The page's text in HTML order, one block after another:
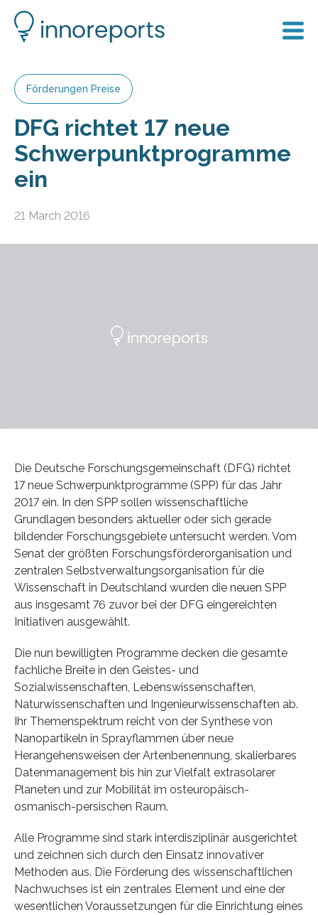
Förderungen Preise
DFG richtet 17 neue
Schwerpunktprogramme
ein
21 March 2016
Die Deutsche Forschungsgemeinschaft (DFG) richtet
17 neue Schwerpunktprogramme (SPP) für das Jahr
2017 ein. In den SPP sollen wissenschaftliche
Grundlagen besonders aktueller oder sich gerade
bildender Forschungsgebiete untersucht werden. Vom
Senat der größten Forschungsförderorganisation und
zentralen Selbstverwaltungsorganisation für die
Wissenschaft in Deutschland wurden die neuen SPP
aus insgesamt 76 zuvor bei der DFG eingereichten
Initiativen ausgewählt.
Die nun bewilligten Programme decken die gesamte
fachliche Breite in den Geistes- und
Sozialwissenschaften, Lebenswissenschaften,
Naturwissenschaften und Ingenieurwissenschaften ab.
Ihr Themenspektrum reicht von der Synthese von
Nanopartikeln in Sprayflammen über neue
Herangehensweisen der Artenbenennung, skalierbares
Datenmanagement bis hin zur Vielfalt extrasolarer
Planeten und zur Mobilität im osteuropäisch-
osmanisch-persischen Raum.
Alle Programme sind stark interdisziplinär ausgerichtet
und zeichnen sich durch den Einsatz innovativer
Methoden aus. Die Förderung des wissenschaftlichen
Nachwuchses ist ein zentrales Element und eine der
wesentlichen Voraussetzungen für die Einrichtung eines